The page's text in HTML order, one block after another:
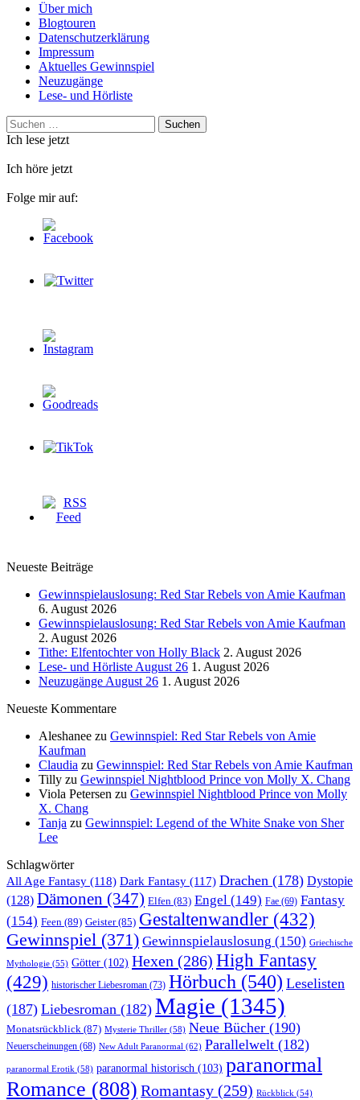
Über mich
Blogtouren
Datenschutzerklärung
Impressum
Aktuelles Gewinnspiel
Neuzugänge
Lese- und Hörliste
Suchen
nach:
Ich lese jetzt
Ich höre jetzt
Folge mir auf:
Neueste Beiträge
Gewinnspielauslosung: Red Star Rebels von Amie Kaufman
6. August 2026
Gewinnspielauslosung: Red Star Rebels von Amie Kaufman
2. August 2026
Tithe: Elfentochter von Holly Black 2. August 2026
Lese- und Hörliste August 26 1. August 2026
Neuzugänge August 26 1. August 2026
Neueste Kommentare
Aleshanee zu Gewinnspiel: Red Star Rebels von Amie
Kaufman
Claudia zu Gewinnspiel: Red Star Rebels von Amie Kaufman
Tilly zu Gewinnspiel Nightblood Prince von Molly X. Chang
Viola Petersen zu Gewinnspiel Nightblood Prince von Molly
X. Chang
Tanja zu Gewinnspiel: Legend of the White Snake von Sher
Lee
Schlagwörter
All Age Fantasy (118) Dark Fantasy (117) Drachen (178) Dystopie
(128) Dämonen (347) Elfen (83) Engel (149) Fae (69) Fantasy
(154) Feen (89) Geister(85) Gestaltenwandler (432)
Gewinnspiel (371) Gewinnspielauslosung (150) Griechische
Mythologie (55) Götter (102) Hexen (286) High Fantasy
(429) historischer Liebesroman (73) Hörbuch (540) Leselisten
(187) Liebesroman (182) Magie (1345)
Monatsrückblick (87) Mysterie Thriller (58) Neue Bücher (190)
Neuerscheinungen (68) New Adult Paranormal (62) Parallelwelt (182)
paranormal Erotik (58) paranormal historisch (103) paranormal
Romance (808) Romantasy (259) Rückblick (54)